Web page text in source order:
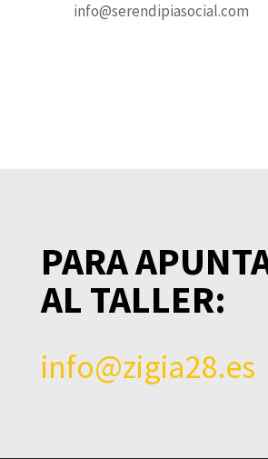
info@serendipiasocial.com
PARA
AL TALLER:
info@zigia28.es